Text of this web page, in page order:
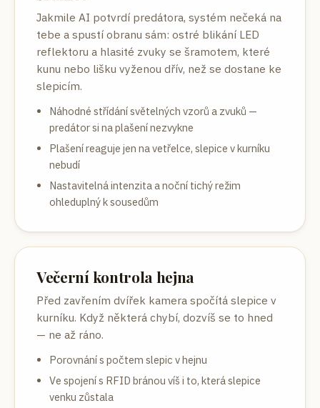
Jakmile AI potvrdí predátora, systém nečeká na
tebe a spustí obranu sám: ostré blikání LED
reflektoru a hlasité zvuky se šramotem, které
kunu nebo lišku vyženou dřív, než se dostane ke
slepicím.
Náhodné střídání světelných vzorů a zvuků —
predátor si na plašení nezvykne
Plašení reaguje jen na vetřelce, slepice v kurníku
nebudí
Nastavitelná intenzita a noční tichý režim
ohleduplný k sousedům
Večerní kontrola hejna
Před zavřením dvířek kamera spočítá slepice v
kurníku. Když některá chybí, dozvíš se to hned
— ne až ráno.
Porovnání s počtem slepic v hejnu
Ve spojení s RFID bránou víš i to, která slepice
venku zůstala